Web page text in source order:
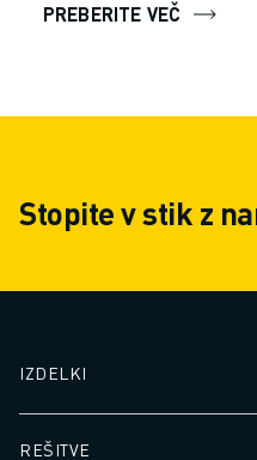
delovanje. Povečajte
stroške dela ter dodajte
PREBERITE VEČ
Stopite v stik z
IZDELKI
REŠITVE